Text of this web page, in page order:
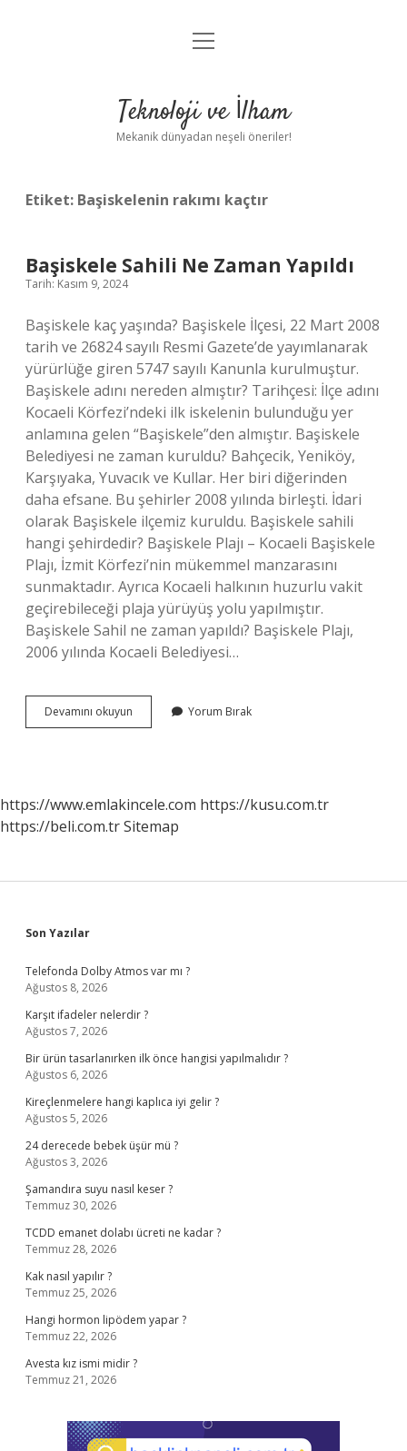
Anasayfa
Yasal Uyarı
menüyü
Teknoloji ve İlham
Mekanik dünyadan neşeli öneriler!
Etiket: Başiskelenin rakımı kaçtır
Başiskele Sahili Ne Zaman Yapıldı
Tarih: Kasım 9, 2024
Başiskele kaç yaşında? Başiskele İlçesi, 22 Mart 2008
tarih ve 26824 sayılı Resmi Gazete’de yayımlanarak
yürürlüğe giren 5747 sayılı Kanunla kurulmuştur.
Başiskele adını nereden almıştır? Tarihçesi: İlçe adını
Kocaeli Körfezi’ndeki ilk iskelenin bulunduğu yer
anlamına gelen “Başiskele”den almıştır. Başiskele
Belediyesi ne zaman kuruldu? Bahçecik, Yeniköy,
Karşıyaka, Yuvacık ve Kullar. Her biri diğerinden
daha efsane. Bu şehirler 2008 yılında birleşti. İdari
olarak Başiskele ilçemiz kuruldu. Başiskele sahili
hangi şehirdedir? Başiskele Plajı – Kocaeli Başiskele
Plajı, İzmit Körfezi’nin mükemmel manzarasını
sunmaktadır. Ayrıca Kocaeli halkının huzurlu vakit
geçirebileceği plaja yürüyüş yolu yapılmıştır.
Başiskele Sahil ne zaman yapıldı? Başiskele Plajı,
2006 yılında Kocaeli Belediyesi…
Devamını okuyun Başiskele
Sahili
Yorum Bırak
https://www.emlakincele.com https://kusu.com.tr
https://beli.com.trSitemap
Sidebar
Son Yazılar
Telefonda Dolby Atmos var mı ?
Ağustos 8, 2026
Karşıt ifadeler nelerdir ?
Ağustos 7, 2026
Bir ürün tasarlanırken ilk önce hangisi yapılmalıdır ?
Ağustos 6, 2026
Kireçlenmelere hangi kaplıca iyi gelir ?
Ağustos 5, 2026
24 derecede bebek üşür mü ?
Ağustos 3, 2026
Şamandıra suyu nasıl keser ?
Temmuz 30, 2026
TCDD emanet dolabı ücreti ne kadar ?
Temmuz 28, 2026
Kak nasıl yapılır ?
Temmuz 25, 2026
Hangi hormon lipödem yapar ?
Temmuz 22, 2026
Avesta kız ismi midir ?
Temmuz 21, 2026